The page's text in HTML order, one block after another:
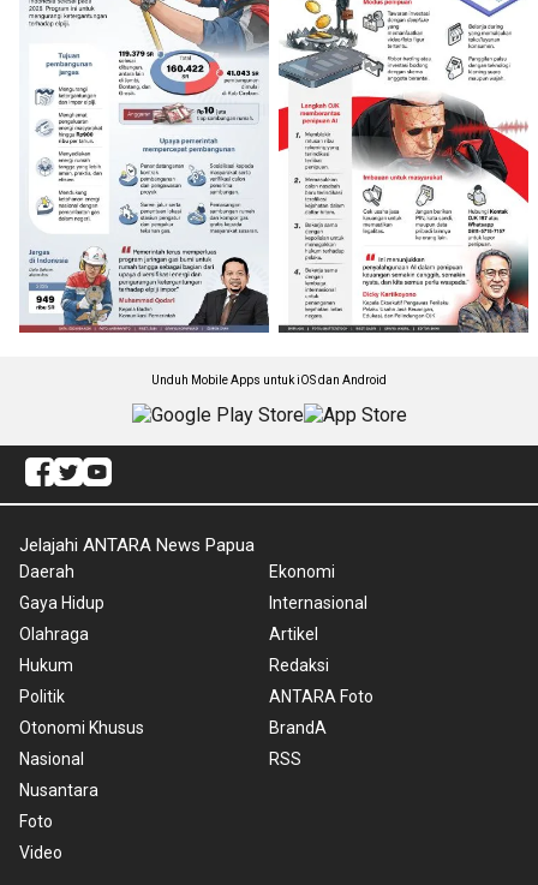
Unduh Mobile Apps untuk iOS dan Android
Jelajahi ANTARA News Papua
Daerah
Gaya Hidup
Olahraga
Hukum
Politik
Otonomi Khusus
Nasional
Nusantara
Foto
Video
Ekonomi
Internasional
Artikel
Redaksi
ANTARA Foto
BrandA
RSS